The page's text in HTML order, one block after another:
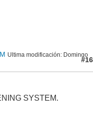
Ultima modificación: Domingo
#16
SYSTEM.